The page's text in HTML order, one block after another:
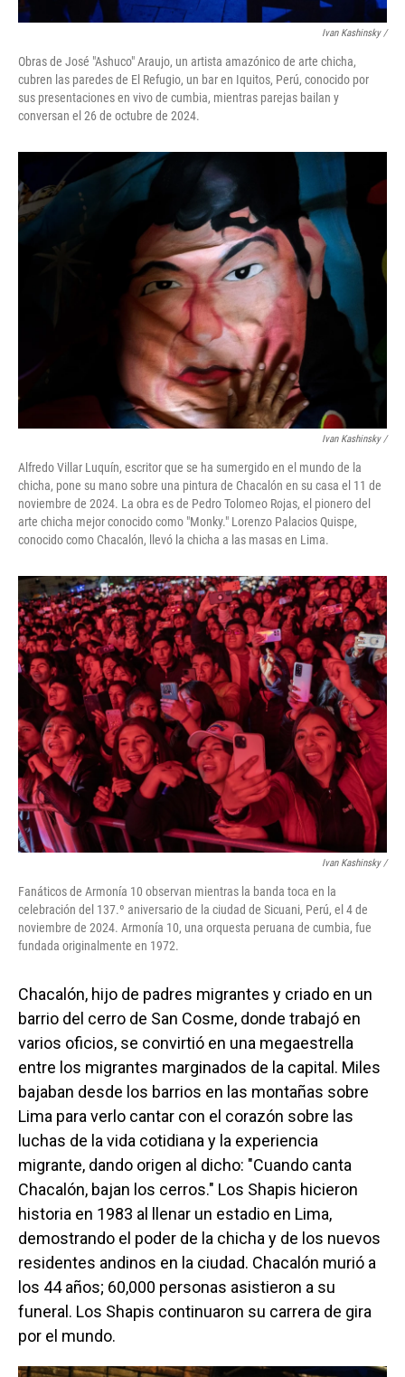
Ivan Kashinsky/
Obras de José "Ashuco" Araujo, un artista amazónico de arte chicha,
cubren las paredes de El Refugio, un bar en Iquitos, Perú, conocido por
sus presentaciones en vivo de cumbia, mientras parejas bailan y
conversan el 26 de octubre de 2024.
Ivan Kashinsky/
Alfredo Villar Luquín, escritor que se ha sumergido en el mundo de la
chicha, pone su mano sobre una pintura de Chacalón en su casa el 11 de
noviembre de 2024. La obra es de Pedro Tolomeo Rojas, el pionero del
arte chicha mejor conocido como "Monky." Lorenzo Palacios Quispe,
conocido como Chacalón, llevó la chicha a las masas en Lima.
Ivan Kashinsky/
Fanáticos de Armonía 10 observan mientras la banda toca en la
celebración del 137.º aniversario de la ciudad de Sicuani, Perú, el 4 de
noviembre de 2024. Armonía 10, una orquesta peruana de cumbia, fue
fundada originalmente en 1972.
Chacalón, hijo de padres migrantes y criado en un
barrio del cerro de San Cosme, donde trabajó en
varios oficios, se convirtió en una megaestrella
entre los migrantes marginados de la capital. Miles
bajaban desde los barrios en las montañas sobre
Lima para verlo cantar con el corazón sobre las
luchas de la vida cotidiana y la experiencia
migrante, dando origen al dicho: "Cuando canta
Chacalón, bajan los cerros." Los Shapis hicieron
historia en 1983 al llenar un estadio en Lima,
demostrando el poder de la chicha y de los nuevos
residentes andinos en la ciudad. Chacalón murió a
los 44 años; 60,000 personas asistieron a su
funeral. Los Shapis continuaron su carrera de gira
por el mundo.